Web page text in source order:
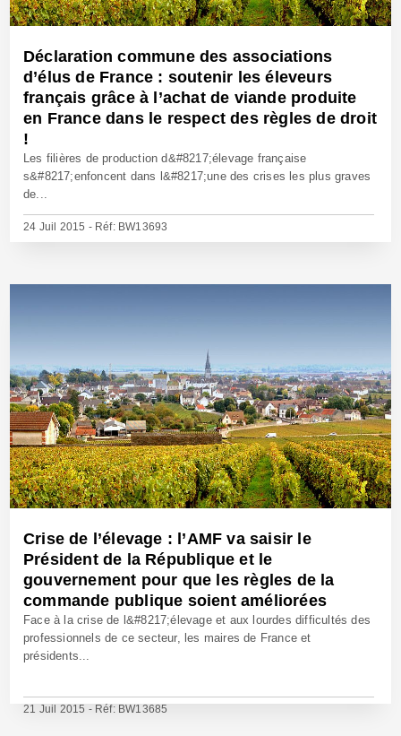
Déclaration commune des associations
d’élus de France : soutenir les éleveurs
français grâce à l’achat de viande produite
en France dans le respect des règles de droit
!
Les filières de production d&#8217;élevage française
s&#8217;enfoncent dans l&#8217;une des crises les plus graves
de...
24 Juil 2015 - Réf: BW13693
Crise de l’élevage : l’AMF va saisir le
Président de la République et le
gouvernement pour que les règles de la
commande publique soient améliorées
Face à la crise de l&#8217;élevage et aux lourdes difficultés des
professionnels de ce secteur, les maires de France et
présidents...
21 Juil 2015 - Réf: BW13685